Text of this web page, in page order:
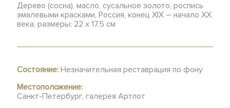
Дерево (сосна), масло, сусальное золото, роспись
эмалевыми красками, Россия, конец XIX – начало XX
века, размеры: 22 х 17,5 см
Состояние: Незначительная реставрация по фону
Местоположение:
Санкт-Петербург, галерея Артлот